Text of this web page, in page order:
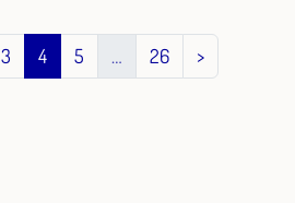
3 4 5 … 26 >